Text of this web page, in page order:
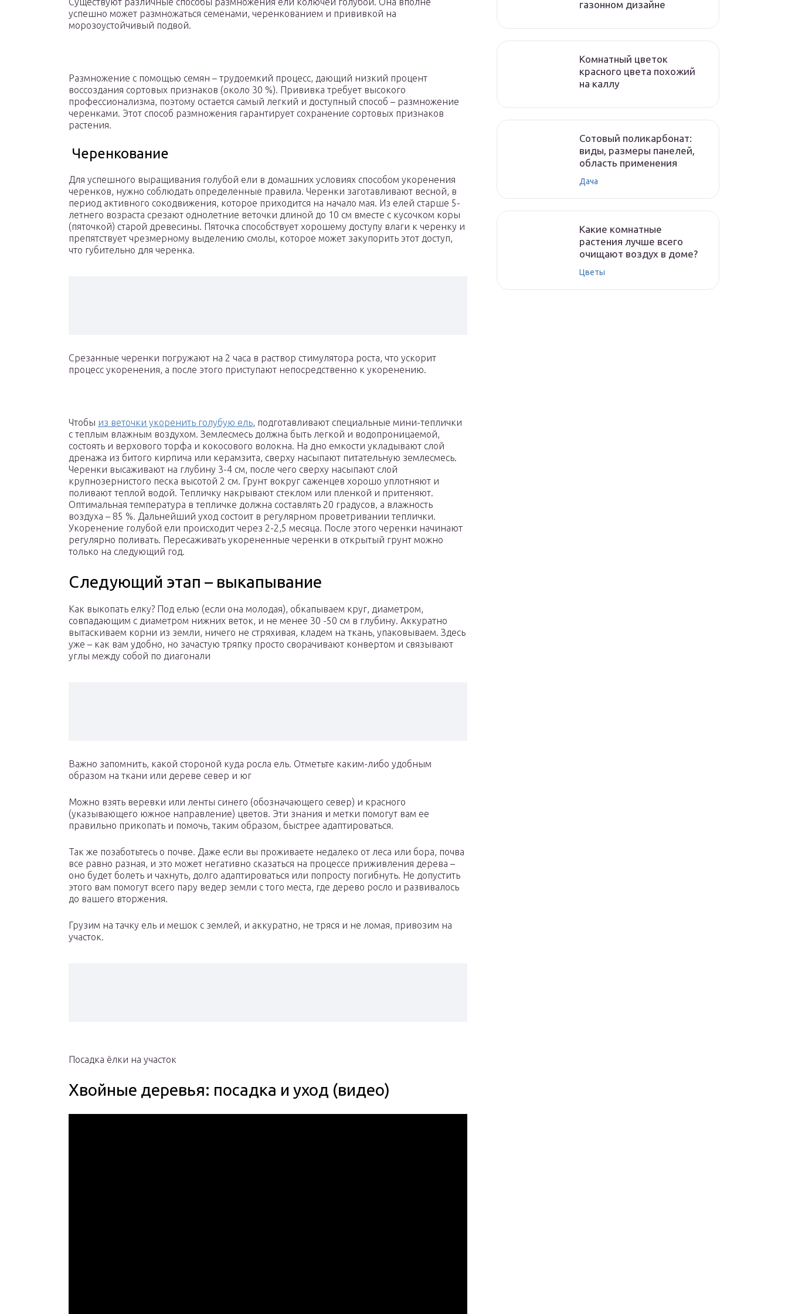
успешно может размножаться семенами, черенкованием и прививкой на
морозоустойчивый подвой.
Размножение с помощью семян – трудоемкий процесс, дающий низкий процент
воссоздания сортовых признаков (около 30 %). Прививка требует высокого
профессионализма, поэтому остается самый легкий и доступный способ – размножение
черенками. Этот способ размножения гарантирует сохранение сортовых признаков
растения.
Черенкование
Для успешного выращивания голубой ели в домашних условиях способом укоренения
черенков, нужно соблюдать определенные правила. Черенки заготавливают весной, в
период активного сокодвижения, которое приходится на начало мая. Из елей старше 5-
летнего возраста срезают однолетние веточки длиной до 10 см вместе с кусочком коры
(пяточкой) старой древесины. Пяточка способствует хорошему доступу влаги к черенку и
препятствует чрезмерному выделению смолы, которое может закупорить этот доступ,
что губительно для черенка.
Срезанные черенки погружают на 2 часа в раствор стимулятора роста, что ускорит
процесс укоренения, а после этого приступают непосредственно к укоренению.
Чтобы из веточки укоренить голубую ель, подготавливают специальные мини-теплички
с теплым влажным воздухом. Землесмесь должна быть легкой и водопроницаемой,
состоять и верхового торфа и кокосового волокна. На дно емкости укладывают слой
дренажа из битого кирпича или керамзита, сверху насыпают питательную землесмесь.
Черенки высаживают на глубину 3-4 см, после чего сверху насыпают слой
крупнозернистого песка высотой 2 см. Грунт вокруг саженцев хорошо уплотняют и
поливают теплой водой. Тепличку накрывают стеклом или пленкой и притеняют.
Оптимальная температура в тепличке должна составлять 20 градусов, а влажность
воздуха – 85 %. Дальнейший уход состоит в регулярном проветривании теплички.
Укоренение голубой ели происходит через 2-2,5 месяца. После этого черенки начинают
регулярно поливать. Пересаживать укорененные черенки в открытый грунт можно
только на следующий год.
Следующий этап – выкапывание
Как выкопать елку? Под елью (если она молодая), обкапываем круг, диаметром,
совпадающим с диаметром нижних веток, и не менее 30 -50 см в глубину. Аккуратно
вытаскиваем корни из земли, ничего не стряхивая, кладем на ткань, упаковываем. Здесь
уже – как вам удобно, но зачастую тряпку просто сворачивают конвертом и связывают
углы между собой по диагонали
Важно запомнить, какой стороной куда росла ель. Отметьте каким-либо удобным
образом на ткани или дереве север и юг
Можно взять веревки или ленты синего (обозначающего север) и красного
(указывающего южное направление) цветов. Эти знания и метки помогут вам ее
правильно прикопать и помочь, таким образом, быстрее адаптироваться.
Так же позаботьтесь о почве. Даже если вы проживаете недалеко от леса или бора, почва
все равно разная, и это может негативно сказаться на процессе приживления дерева –
оно будет болеть и чахнуть, долго адаптироваться или попросту погибнуть. Не допустить
этого вам помогут всего пару ведер земли с того места, где дерево росло и развивалось
до вашего вторжения.
Грузим на тачку ель и мешок с землей, и аккуратно, не тряся и не ломая, привозим на
участок.
Посадка ёлки на участок
Хвойные деревья: посадка и уход (видео)
газонном дизайне
Комнатный цветок
красного цвета похожий
на каллу
Сотовый поликарбонат:
виды, размеры панелей,
область применения
Дача
Какие комнатные
растения лучше всего
очищают воздух в доме?
Цветы